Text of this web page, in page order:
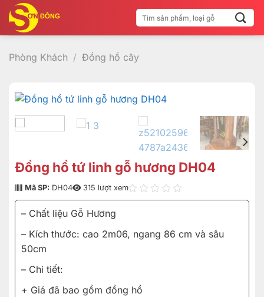
qua
nội
dung
Tìm
kiếm:
Phòng Khách / Đồng hồ cây
Đồng hồ tứ linh gỗ hương DH04
Mã SP: DH04 315 lượt xem
– Chất liệu Gỗ Hương
– Kích thước: cao 2m06, ngang 86 cm và sâu
50cm
– Chi tiết:
+ Giá đã bao gồm đồng hồ